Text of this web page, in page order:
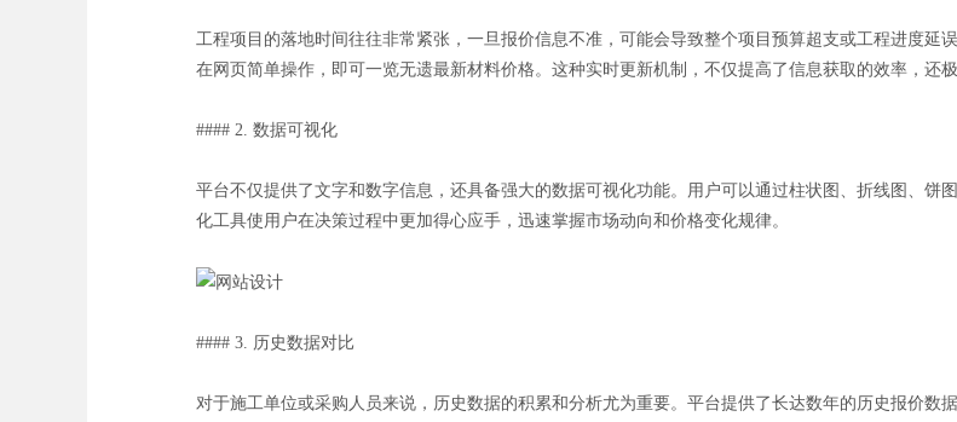
工程项目的落地时间往往非常紧张，一旦报价信息不准，可能会导致整个项目预算超支或工程进度延
在网页简单操作，即可一览无遗最新材料价格。这种实时更新机制，不仅提高了信息获取的效率，还
#### 2. 数据可视化
平台不仅提供了文字和数字信息，还具备强大的数据可视化功能。用户可以通过柱状图、折线图、饼
化工具使用户在决策过程中更加得心应手，迅速掌握市场动向和价格变化规律。
#### 3. 历史数据对比
对于施工单位或采购人员来说，历史数据的积累和分析尤为重要。平台提供了长达数年的历史报价数